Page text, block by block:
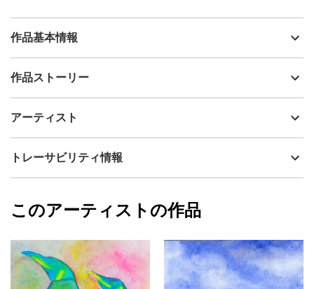
作品基本情報
出品者
制作年
アクリル
カラー
青
ジャンル
人物画
配送目安
二週間以内
作品ストーリー
アーティスト
田中 威
フォローする
トレーサビリティ情報
田中 威
このアーティストの作品